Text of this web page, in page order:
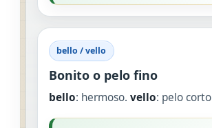
bello / vello
Bonito o pelo fino
bello: hermoso. vello: pelo